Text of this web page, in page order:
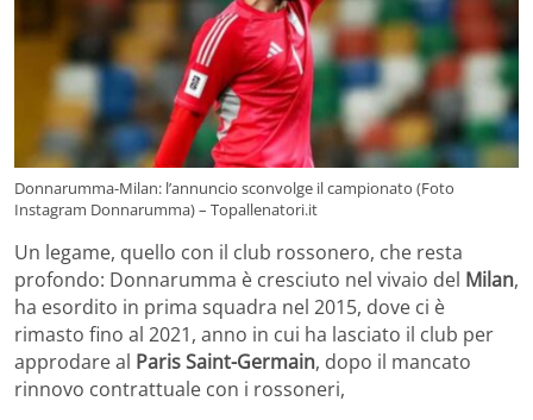
Donnarumma-Milan: l’annuncio sconvolge il campionato (Foto
Instagram Donnarumma) – Topallenatori.it
Un legame, quello con il club rossonero, che resta
profondo: Donnarumma è cresciuto nel vivaio del Milan,
ha esordito in prima squadra nel 2015, dove ci è
rimasto fino al 2021, anno in cui ha lasciato il club per
approdare al Paris Saint-Germain, dopo il mancato
rinnovo contrattuale con i rossoneri,